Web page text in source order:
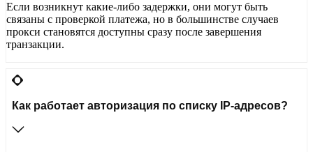
Если возникнут какие-либо задержки, они могут быть
связаны с проверкой платежа, но в большинстве случаев
прокси становятся доступны сразу после завершения
транзакции.
Как работает авторизация по списку IP-адресов?